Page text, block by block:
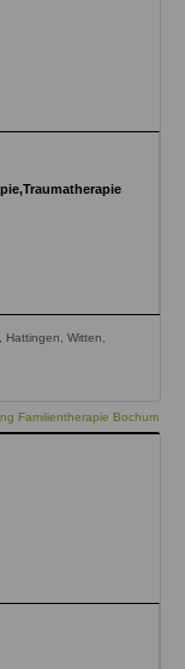
Witten,
Familientherapie Bochum